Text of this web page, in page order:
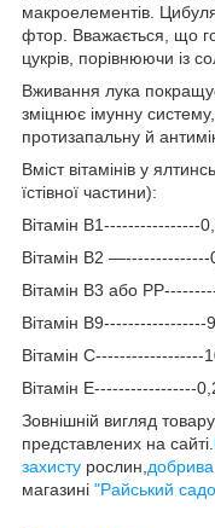
макроелементів.
фтор. Вважається, що
цукрів, порівнюючи із
Вживання лука
зміцнює імунну
протизапальну й
Вміст вітамінів у
їстівної частини):
Вітамін В1----------------
Вітамін В2 —--------------
Вітамін В3 або
Вітамін В9-----------------
Вітамін С------------------
Вітамін Е-----------------
Зовнішній вигляд
представлених на сайті.
захисту рослин, добрива
магазині "Райський